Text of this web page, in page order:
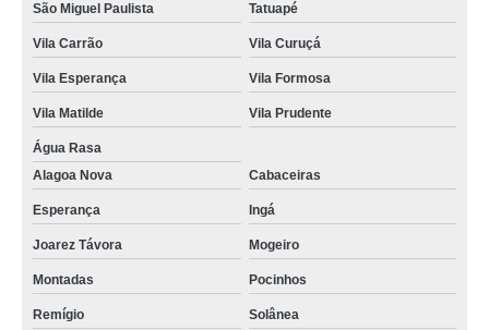
São Miguel Paulista Tatuapé
Vila Carrão Vila Curuçá
Vila Esperança Vila Formosa
Vila Matilde Vila Prudente
Água Rasa
Alagoa Nova
Cabaceiras
Esperança Ingá
Joarez Távora Mogeiro
Montadas Pocinhos
Remígio Solânea